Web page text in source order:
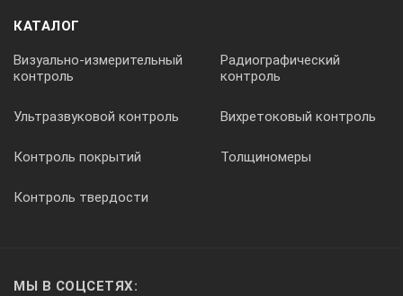
КАТАЛОГ
Визуально-измерительный
контроль
Радиографический
контроль
Ультразвуковой контроль Вихретоковый контроль
Контроль покрытий Толщиномеры
Контроль твердости
МЫ В СОЦСЕТЯХ: